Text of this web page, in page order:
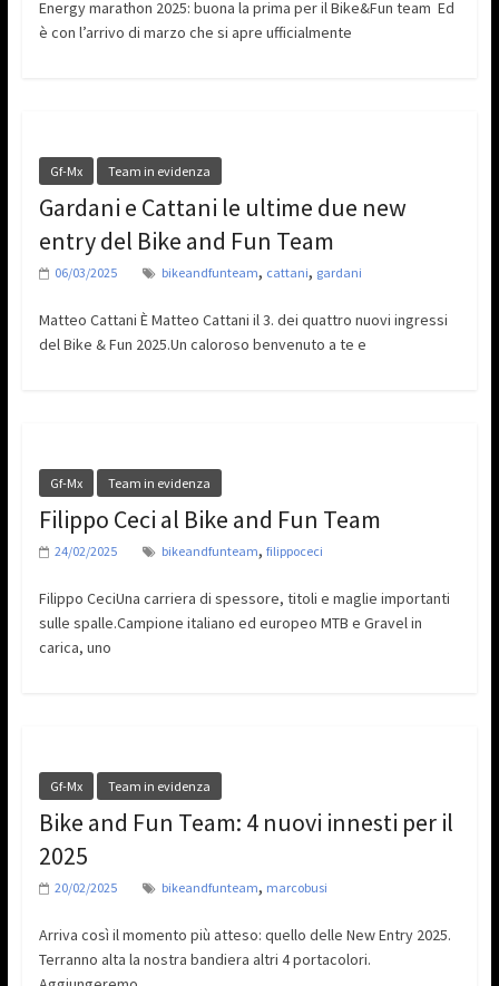
Energy marathon 2025: buona la prima per il Bike&Fun team Ed
è con l’arrivo di marzo che si apre ufficialmente
Gf-Mx Team in evidenza
Gardani e Cattani le ultime due new
entry del Bike and Fun Team
06/03/2025 bikeandfunteam, cattani, gardani
Matteo Cattani È Matteo Cattani il 3. dei quattro nuovi ingressi
del Bike & Fun 2025.Un caloroso benvenuto a te e
Gf-Mx Team in evidenza
Filippo Ceci al Bike and Fun Team
24/02/2025 bikeandfunteam, filippoceci
Filippo CeciUna carriera di spessore, titoli e maglie importanti
sulle spalle.Campione italiano ed europeo MTB e Gravel in
carica, uno
Gf-Mx Team in evidenza
Bike and Fun Team: 4 nuovi innesti per il
2025
20/02/2025 bikeandfunteam, marcobusi
Arriva così il momento più atteso: quello delle New Entry 2025.
Terranno alta la nostra bandiera altri 4 portacolori.